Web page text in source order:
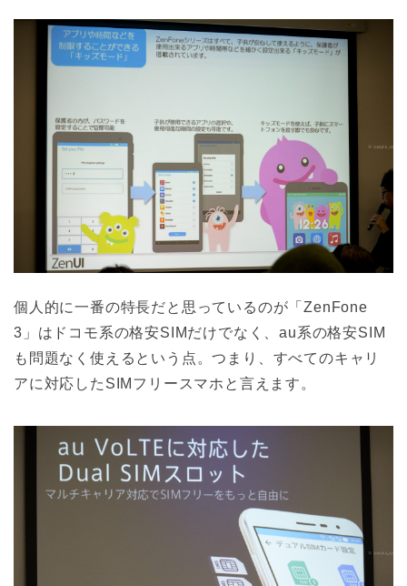
個人的に一番の特長だと思っているのが「ZenFone
3」はドコモ系の格安SIMだけでなく、au系の格安SIM
も問題なく使えるという点。つまり、すべてのキャリ
アに対応したSIMフリースマホと言えます。